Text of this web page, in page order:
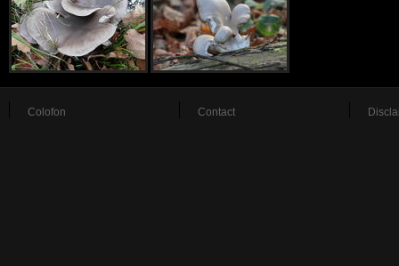
Colofon Contact